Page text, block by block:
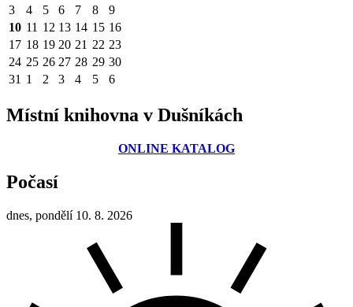
3
4 5 6 7 8
9
10 11 12 13 14 15 16
17 18 19 20 21 22 23
24 25 26 27 28 29 30
31 1 2 3 4 5 6
Místní knihovna v Dušníkách
ONLINE KATALOG
Počasí
dnes, pondělí 10. 8. 2026